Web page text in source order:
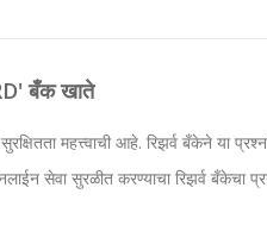
बँक खाते
महत्त्वाची आहे. रिझर्व बँकेने या
सेवा सुरळीत करण्याचा रिझर्व बँकेचा